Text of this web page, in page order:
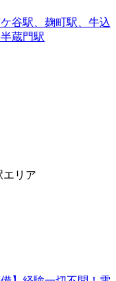
谷駅、麹町駅、牛込
蔵門駅
エリア